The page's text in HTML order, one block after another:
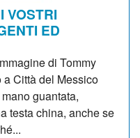
VOSTRI
ED
di Tommy
Città del Messico
guantata,
testa china, anche se